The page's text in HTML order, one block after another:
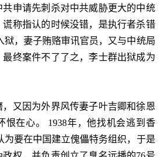
申请先刺杀对中共威胁更大的中统
谎称指认的时候没错，是执行者杀错
狱，妻子贿赂审讯官员，又与中统局
终案件不了了之，李士群出狱成为
又因为外界风传妻子叶吉卿和徐恩
恨在心。 1938年，他找机会逃到香
为要在中国建立傀儡特务组织，于是